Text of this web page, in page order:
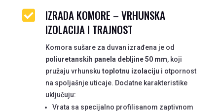

IZRADA KOMORE – VRHUNSKA
IZOLACIJA I TRAJNOST
Komora sušare za duvan izrađena je od
poliuretanskih panela debljine 50 mm, koji
pružaju vrhunsku toplotnu izolaciju i otpornost
na spoljašnje uticaje. Dodatne karakteristike
uključuju:
Vrata sa specijalno profilisanom zaptivnom